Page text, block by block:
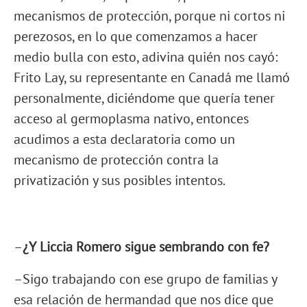
mecanismos de protección, porque ni cortos ni
perezosos, en lo que comenzamos a hacer
medio bulla con esto, adivina quién nos cayó:
Frito Lay, su representante en Canadá me llamó
personalmente, diciéndome que quería tener
acceso al germoplasma nativo, entonces
acudimos a esta declaratoria como un
mecanismo de protección contra la
privatización y sus posibles intentos.
–¿Y Liccia Romero sigue sembrando con fe?
–Sigo trabajando con ese grupo de familias y
esa relación de hermandad que nos dice que